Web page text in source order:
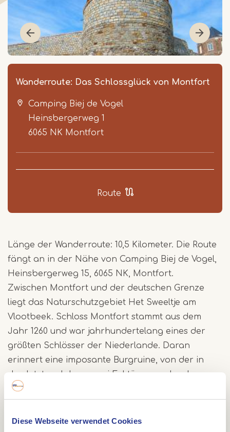
Diese Webseite verwendet Cookies
Wanderroute: Das Schlossglück von Montfort
Camping Biej de Vogel
Heinsbergerweg 1
6065 NK Montfort
Route
Länge der Wanderroute: 10,5 Kilometer. Die Route
fängt an in der Nähe von Camping Biej de Vogel,
Heinsbergerweg 15, 6065 NK, Montfort.
Zwischen Montfort und der deutschen Grenze
liegt das Naturschutzgebiet Het Sweeltje am
Vlootbeek. Schloss Montfort stammt aus dem
Jahr 1260 und war jahrhundertelang eines der
größten Schlösser der Niederlande. Daran
erinnert eine imposante Burgruine, von der in
den letzten Jahren zwei Ecktürme und mehrere
große Keller restauriert wurden. Rozendaal Estate
Grabdenkmal in Montfort wurde zum Gedenken